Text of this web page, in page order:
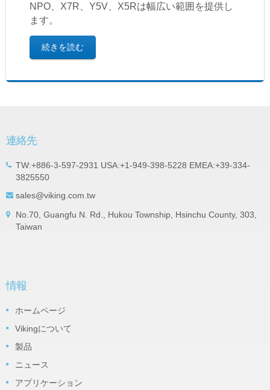
NPO、X7R、Y5V、X5Rは幅広い範囲を提供し
ます。
続きを読む
連絡先
TW:+886-3-597-2931 USA:+1-949-398-5228 EMEA:+39-334-
3825550
sales@viking.com.tw
No.70, Guangfu N. Rd., Hukou Township, Hsinchu County, 303,
Taiwan
情報
ホームページ
Vikingについて
製品
ニュース
アプリケーション